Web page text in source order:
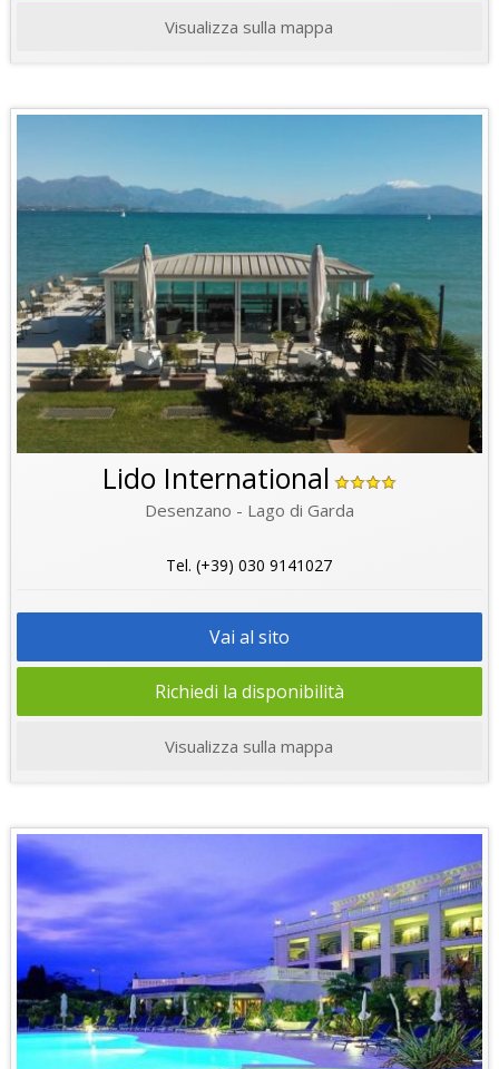
Visualizza sulla mappa
Lido International
Desenzano - Lago di Garda
Tel. (+39) 030 9141027
Vai al sito
Richiedi la disponibilità
Visualizza sulla mappa